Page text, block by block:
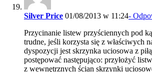
Silver Price 01/08/2013 w 11:24-
Przycinanie listew przyściennych pod
trudne, jeśli korzysta się z właściwych
dyspozycji jest skrzynka uciosowa z
postępować następująco: przyłożyć
z wewnętrznych ścian skrzynki